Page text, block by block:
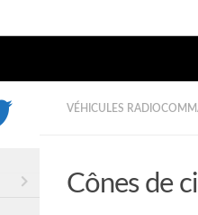
VÉHICULES
Cônes de